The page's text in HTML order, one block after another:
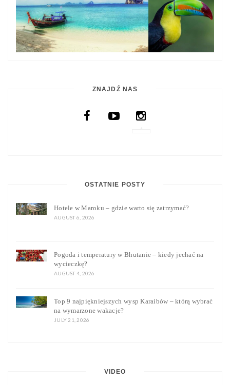
ZNAJDŹ NAS
OSTATNIE POSTY
Hotele w Maroku – gdzie warto się zatrzymać?
AUGUST 6, 2026
Pogoda i temperatury w Bhutanie – kiedy jechać na
wycieczkę?
AUGUST 4, 2026
Top 9 najpiękniejszych wysp Karaibów – którą wybrać
na wymarzone wakacje?
JULY 21, 2026
VIDEO